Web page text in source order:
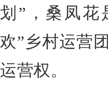
划”，桑凤花
欢”乡村运营
运营权。